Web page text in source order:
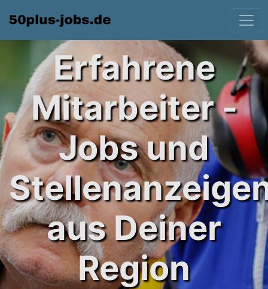
Erfahrene
Mitarbeiter -
Jobs und
aus Deiner
Region